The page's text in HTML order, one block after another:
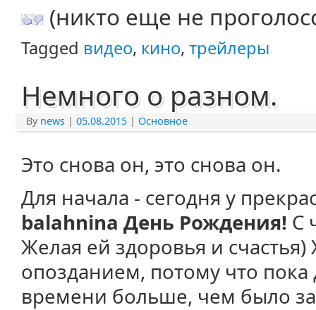
(никто еще не
Tagged видео, кино, трейлеры
Немного о разном.
By news | 05.08.2015 | Основное
Это снова он, это снова он.
Для начала - сегодня у
balahnina День Рождения! С
Желая ей здоровья и счастья)
опозданием, потому что
времени больше, чем было